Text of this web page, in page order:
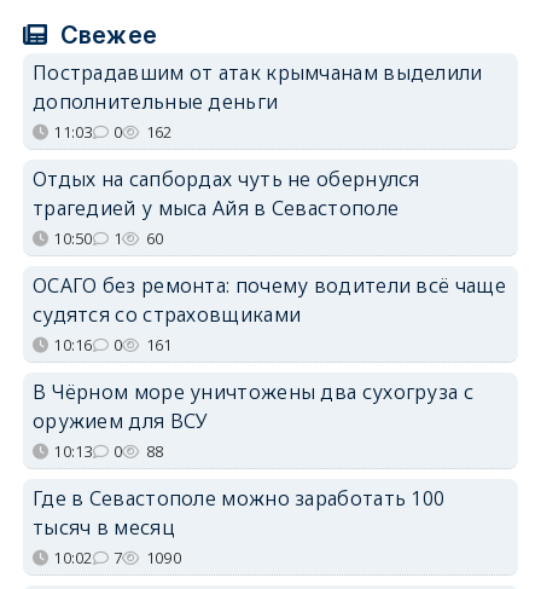
Свежее
Пострадавшим от атак крымчанам выделили
дополнительные деньги
11:03 0 162
Отдых на сапбордах чуть не обернулся
трагедией у мыса Айя в Севастополе
10:50 1 60
ОСАГО без ремонта: почему водители всё чаще
судятся со страховщиками
10:16 0 161
В Чёрном море уничтожены два сухогруза с
оружием для ВСУ
10:13 0 88
Где в Севастополе можно заработать 100
тысяч в месяц
10:02 7 1090